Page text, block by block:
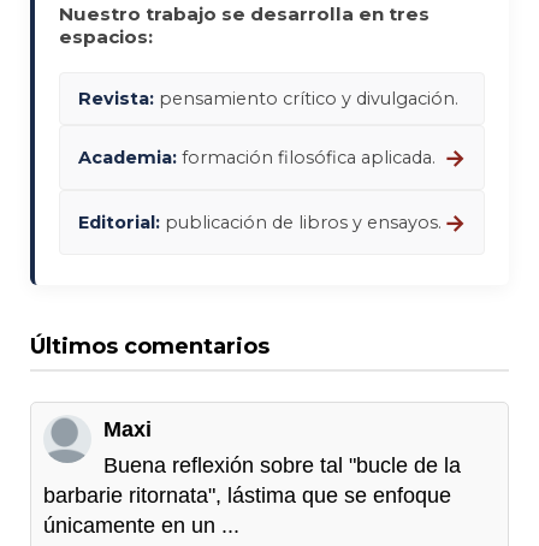
Nuestro trabajo se desarrolla en tres
espacios:
Revista: pensamiento crítico y divulgación.
Academia: formación filosófica aplicada. →
Editorial: publicación de libros y ensayos. →
Últimos comentarios
Maxi
Buena reflexión sobre tal "bucle de la
barbarie ritornata", lástima que se enfoque
únicamente en un ...